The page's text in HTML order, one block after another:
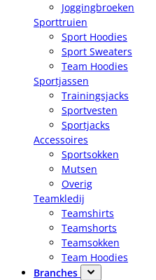
Joggingbroeken
Sporttruien
Sport Hoodies
Sport Sweaters
Team Hoodies
Sportjassen
Trainingsjacks
Sportvesten
Sportjacks
Accessoires
Sportsokken
Mutsen
Overig
Teamkledij
Teamshirts
Teamshorts
Teamsokken
Team Hoodies
Branches